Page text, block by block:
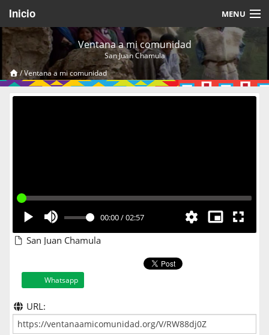
Inicio MENU
Acerca de
Videos Temáticos
Cerrar Sesión
Ventana a mi comunidad
San Juan Chamula
/Ventana a mi comunidad
00:00/02:57
San Juan Chamula
Whatsapp
URL: